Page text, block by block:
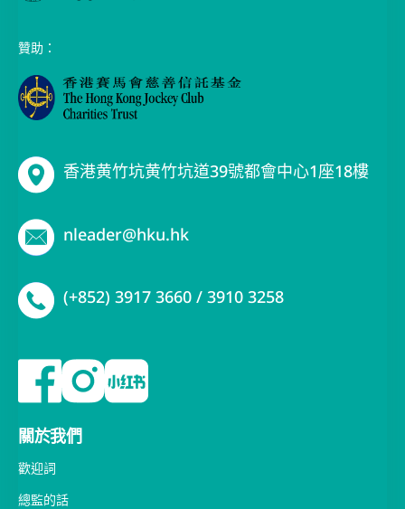
贊助：
香港黄竹坑黄竹坑道39號都會中心1座18樓
nleader@hku.hk
(+852) 3917 3660 / 3910 3258
關於我們
歡迎詞
總監的話